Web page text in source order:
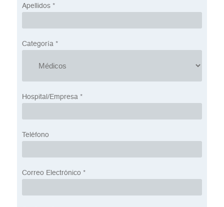
Apellidos *
Categoría *
Hospital/Empresa *
Teléfono
Correo Electrónico *